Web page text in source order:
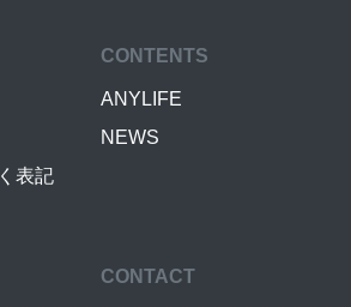
表記
CONTENTS
ANYLIFE
NEWS
CONTACT